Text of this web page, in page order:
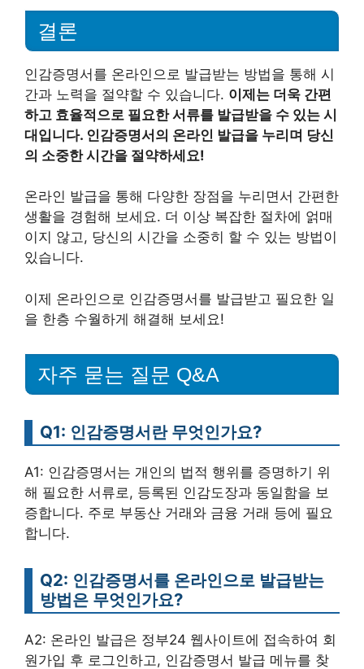
결론
인감증명서를 온라인으로 발급받는 방법을 통해 시
간과 노력을 절약할 수 있습니다. 이제는 더욱 간편
하고 효율적으로 필요한 서류를 발급받을 수 있는 시
대입니다. 인감증명서의 온라인 발급을 누리며 당신
의 소중한 시간을 절약하세요!
온라인 발급을 통해 다양한 장점을 누리면서 간편한
생활을 경험해 보세요. 더 이상 복잡한 절차에 얽매
이지 않고, 당신의 시간을 소중히 할 수 있는 방법이
있습니다.
이제 온라인으로 인감증명서를 발급받고 필요한 일
을 한층 수월하게 해결해 보세요!
자주 묻는 질문 Q&A
Q1: 인감증명서란 무엇인가요?
A1: 인감증명서는 개인의 법적 행위를 증명하기 위
해 필요한 서류로, 등록된 인감도장과 동일함을 보
증합니다. 주로 부동산 거래와 금융 거래 등에 필요
합니다.
Q2: 인감증명서를 온라인으로 발급받는
방법은 무엇인가요?
A2: 온라인 발급은 정부24 웹사이트에 접속하여 회
원가입 후 로그인하고, 인감증명서 발급 메뉴를 찾